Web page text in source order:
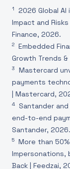
1
2026 Global AI
Impact and
Finance, 2026.
2
Embedded
Growth Trends
3
Mastercard
payments
| Mastercard,
4
Santander
end-to-end
Santander, 2026.
5
More than
Impersonations,
Back | Feedzai,